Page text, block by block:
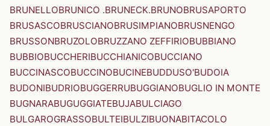
BRUNELLOBRUNICO .BRUNECK.BRUNOBRUSAPORTO
BRUSASCOBRUSCIANOBRUSIMPIANOBRUSNENGO
BRUSSONBRUZOLOBRUZZANO ZEFFIRIOBUBBIANO
BUBBIOBUCCHERIBUCCHIANICOBUCCIANO
BUCCINASCOBUCCINOBUCINEBUDDUSO'BUDOIA
BUDONIBUDRIOBUGGERRUBUGGIANOBUGLIO IN MONTE
BUGNARABUGUGGIATEBUJABULCIAGO
BULGAROGRASSOBULTEIBULZIBUONABITACOLO